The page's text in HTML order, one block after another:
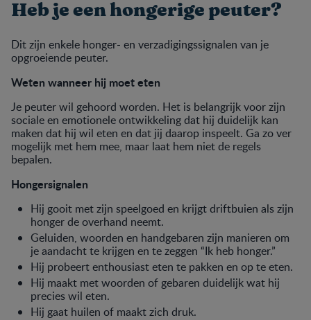
Heb je een hongerige peuter?
Dit zijn enkele honger- en verzadigingssignalen van je
opgroeiende peuter.
Weten wanneer hij moet eten
Je peuter wil gehoord worden. Het is belangrijk voor zijn
sociale en emotionele ontwikkeling dat hij duidelijk kan
maken dat hij wil eten en dat jij daarop inspeelt. Ga zo ver
mogelijk met hem mee, maar laat hem niet de regels
bepalen.
Hongersignalen
Hij gooit met zijn speelgoed en krijgt driftbuien als zijn
honger de overhand neemt.
Geluiden, woorden en handgebaren zijn manieren om
je aandacht te krijgen en te zeggen “Ik heb honger.”
Hij probeert enthousiast eten te pakken en op te eten.
Hij maakt met woorden of gebaren duidelijk wat hij
precies wil eten.
Hij gaat huilen of maakt zich druk.